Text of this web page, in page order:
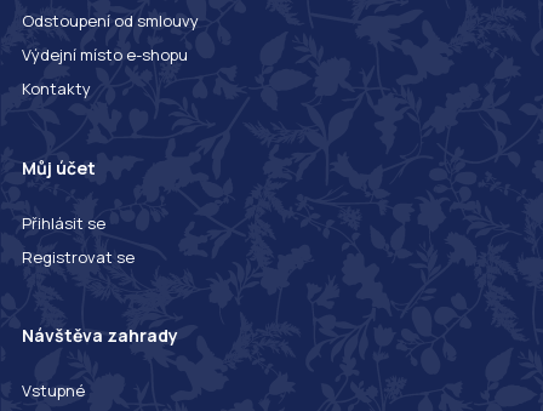
Odstoupení od smlouvy
Výdejní místo e-shopu
Kontakty
Můj účet
Přihlásit se
Registrovat se
Návštěva zahrady
Vstupné